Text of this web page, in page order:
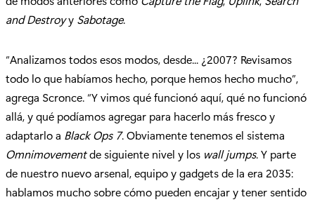
and Destroyy Sabotage.
“Analizamos todos esos modos, desde... ¿2007? Revisamos
todo lo que habíamos hecho, porque hemos hecho mucho”,
agrega Scronce. “Y vimos qué funcionó aquí, qué no funcionó
allá, y qué podíamos agregar para hacerlo más fresco y
adaptarlo a Black Ops 7. Obviamente tenemos el sistema
Omnimovementde siguiente nivel y los wall jumps. Y parte
de nuestro nuevo arsenal, equipo y gadgets de la era 2035:
hablamos mucho sobre cómo pueden encajar y tener sentido